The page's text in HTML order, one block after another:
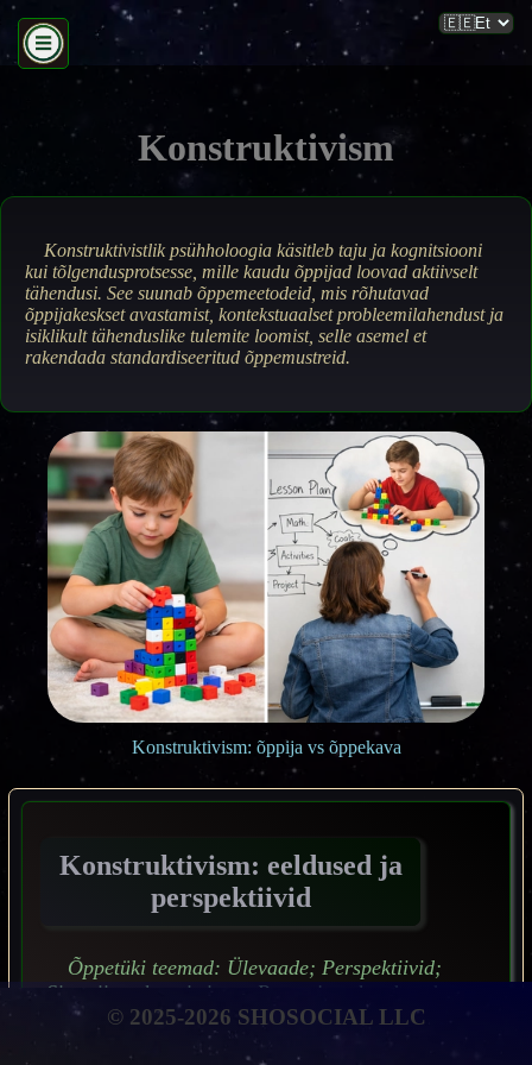
Konstruktivism
Konstruktivistlik psühholoogia käsitleb taju ja kognitsiooni
kui tõlgendusprotsesse, mille kaudu õppijad loovad aktiivselt
tähendusi. See suunab õppemeetodeid, mis rõhutavad
õppijakeskset avastamist, kontekstuaalset probleemilahendust ja
isiklikult tähenduslike tulemite loomist, selle asemel et
rakendada standardiseeritud õppemustreid.
Konstruktivism: õppija vs õppekava
Konstruktivism: eeldused ja
perspektiivid
Õppetüki teemad: Ülevaade; Perspektiivid;
Situatiivne kognitsioon; Panus ja rakendused.
© 2025-2026 SHOSOCIAL LLC